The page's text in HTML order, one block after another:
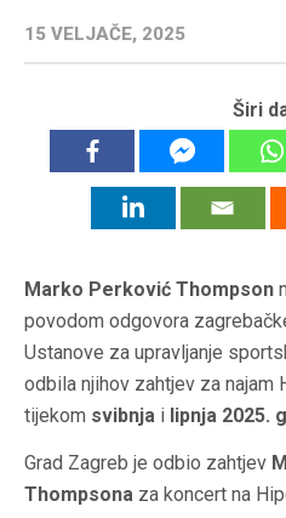
15 VELJAČE, 2025
Širi
Marko Perković Thompson
povodom odgovora
Ustanove za upravljanje
odbila njihov zahtjev za najam
tijekom svibnja i lipnja 2025.
Grad Zagreb je odbio zahtjev
Thompsona za koncert na